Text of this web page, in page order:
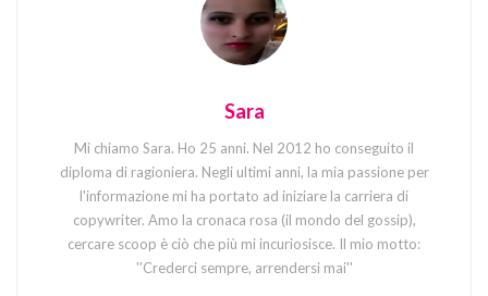
Sara
Mi chiamo Sara. Ho 25 anni. Nel 2012 ho conseguito il
diploma di ragioniera. Negli ultimi anni, la mia passione per
l'informazione mi ha portato ad iniziare la carriera di
copywriter. Amo la cronaca rosa (il mondo del gossip),
cercare scoop è ciò che più mi incuriosisce. Il mio motto:
''Crederci sempre, arrendersi mai''